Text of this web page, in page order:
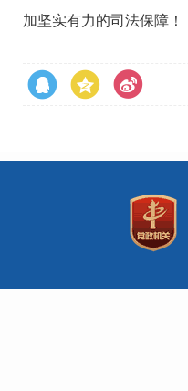
加坚实有力的司法保障！